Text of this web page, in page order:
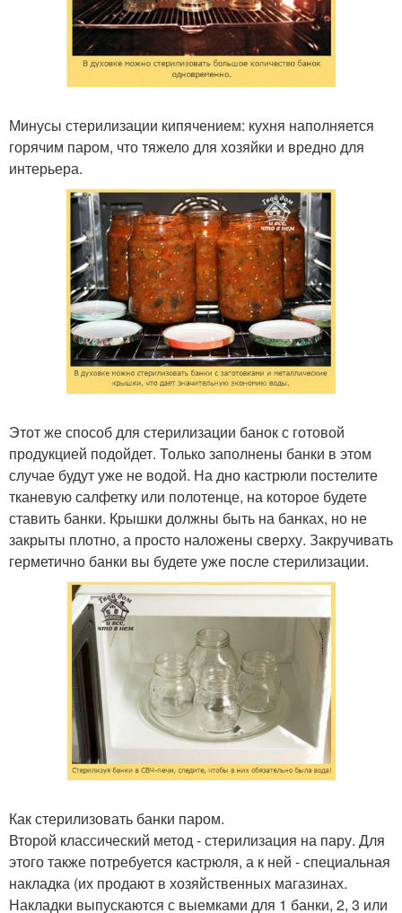
Минусы стерилизации кипячением: кухня наполняется
горячим паром, что тяжело для хозяйки и вредно для
интерьера.
Этот же способ для стерилизации банок с готовой
продукцией подойдет. Только заполнены банки в этом
случае будут уже не водой. На дно кастрюли постелите
тканевую салфетку или полотенце, на которое будете
ставить банки. Крышки должны быть на банках, но не
закрыты плотно, а просто наложены сверху. Закручивать
герметично банки вы будете уже после стерилизации.
Как стерилизовать банки паром.
Второй классический метод - стерилизация на пару. Для
этого также потребуется кастрюля, а к ней - специальная
накладка (их продают в хозяйственных магазинах.
Накладки выпускаются с выемками для 1 банки, 2, 3 или